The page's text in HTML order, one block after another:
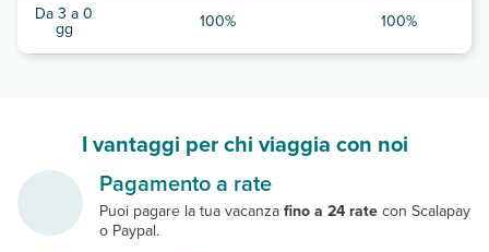
Da 3 a 0
gg 100% 100%
I vantaggi per chi viaggia con noi
Pagamento a rate
Puoi pagare la tua vacanzafino a 24 ratecon Scalapay
o Paypal.